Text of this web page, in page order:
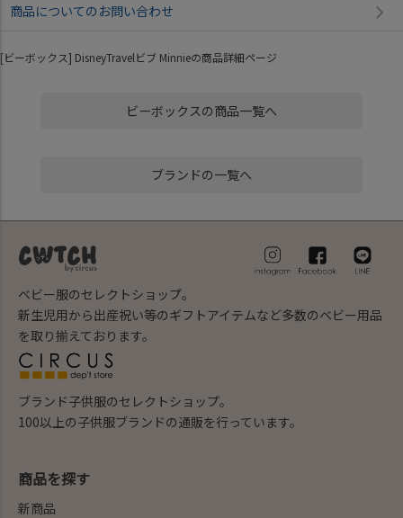
商品についてのお問い合わせ
[ビーボックス] DisneyTravelビブ Minnieの商品詳細ページ
ビーボックスの商品一覧へ
ブランドの一覧へ
ベビー服のセレクトショップ。
新生児用から出産祝い等のギフトアイテムなど多数のベビー用品
を取り揃えております。
ブランド子供服のセレクトショップ。
100以上の子供服ブランドの通販を行っています。
商品を探す
新商品